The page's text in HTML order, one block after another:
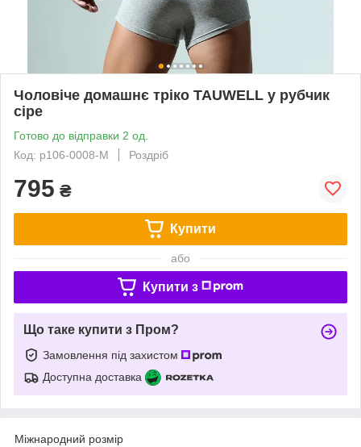
Чоловіче домашнє тріко TAUWELL у рубчик
сіре
Готово до відправки 2 од.
Код: p106-0008-M
Роздріб
795 ₴
Купити
або
Купити з
Що таке купити з Пром?
Замовлення під захистом
Доступна доставка
Міжнародний розмір